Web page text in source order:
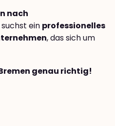
nach
ein professionelles
, das sich um
genau richtig!